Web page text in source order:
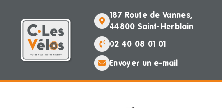
187 Route de Vannes,
44800 Saint-Herblain
02 40 08 01 01
Envoyer un e-mail